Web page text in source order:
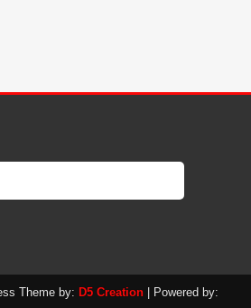
Theme by: D5 Creation | Powered by: